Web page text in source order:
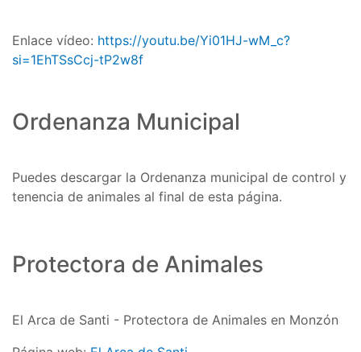
Enlace vídeo: https://youtu.be/Yi01HJ-wM_c?
si=1EhTSsCcj-tP2w8f
Ordenanza Municipal
Puedes descargar la Ordenanza municipal de control y
tenencia de animales al final de esta página.
Protectora de Animales
El Arca de Santi - Protectora de Animales en Monzón